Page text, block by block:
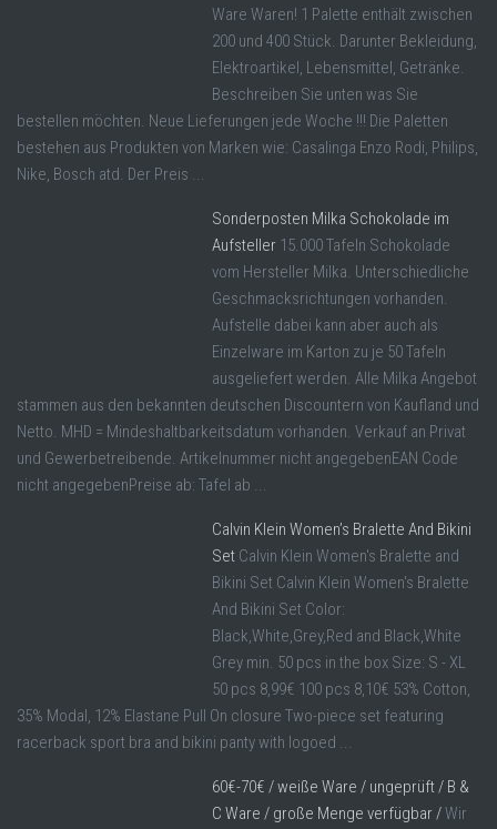
Ware Waren! 1 Palette enthält zwischen
200 und 400 Stück. Darunter Bekleidung,
Elektroartikel, Lebensmittel, Getränke.
Beschreiben Sie unten was Sie
bestellen möchten. Neue Lieferungen jede Woche !!! Die Paletten
bestehen aus Produkten von Marken wie: Casalinga Enzo Rodi, Philips,
Nike, Bosch atd. Der Preis ...
Sonderposten Milka Schokolade im
Aufsteller 15.000 Tafeln Schokolade
vom Hersteller Milka. Unterschiedliche
Geschmacksrichtungen vorhanden.
Aufstelle dabei kann aber auch als
Einzelware im Karton zu je 50 Tafeln
ausgeliefert werden. Alle Milka Angebot
stammen aus den bekannten deutschen Discountern von Kaufland und
Netto. MHD = Mindeshaltbarkeitsdatum vorhanden. Verkauf an Privat
und Gewerbetreibende. Artikelnummer nicht angegebenEAN Code
nicht angegebenPreise ab: Tafel ab ...
Calvin Klein Women’s Bralette And Bikini
Set Calvin Klein Women's Bralette and
Bikini Set Calvin Klein Women's Bralette
And Bikini Set Color:
Black,White,Grey,Red and Black,White
Grey min. 50 pcs in the box Size: S - XL
50 pcs 8,99€ 100 pcs 8,10€ 53% Cotton,
35% Modal, 12% Elastane Pull On closure Two-piece set featuring
racerback sport bra and bikini panty with logoed ...
60€-70€ / weiße Ware / ungeprüft / B &
C Ware / große Menge verfügbar /Wir